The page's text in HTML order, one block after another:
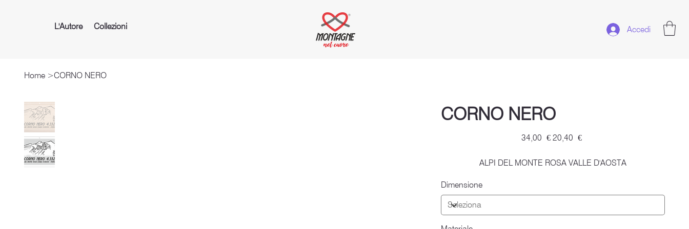
L'Autore Collezioni Accedi
Home >CORNO NERO
CORNO NERO
Prezzo
originale
34,00 € Prezzo
scontato
20,40 €
ALPI DEL MONTE ROSA VALLE D'AOSTA
Dimensione